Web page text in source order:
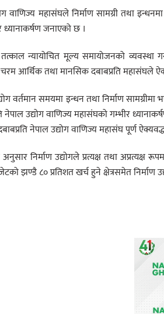
वाणिज्य महासंघले निर्माण सामग्री तथा
ध्यानाकर्षण जनाएको छ ।
न्यायोचित मूल्य समायोजनको व्यवस्था
चरम आर्थिक तथा मानसिक दबाबप्रति महासंघले
वर्तमान समयमा इन्धन तथा निर्माण
नेपाल उद्योग वाणिज्य महासंघको गम्भीर
नेपाल उद्योग वाणिज्य महासंघ पूर्ण
निर्माण उद्योगले प्रत्यक्ष तथा अप्रत्यक्ष
झण्डै ८० प्रतिशत खर्च हुने क्षेत्रसमेत निर्माण